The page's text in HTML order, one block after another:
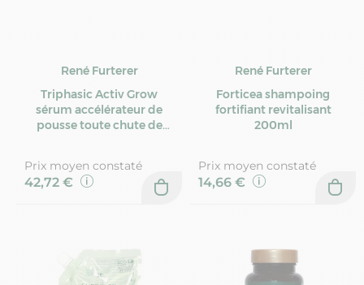
René Furterer
Triphasic Activ Grow
sérum accélérateur de
pousse toute chute de
Prix moyen constaté
42,72 €
René Furterer
Forticea shampoing
fortifiant revitalisant
200ml
Prix moyen constaté
14,66 €